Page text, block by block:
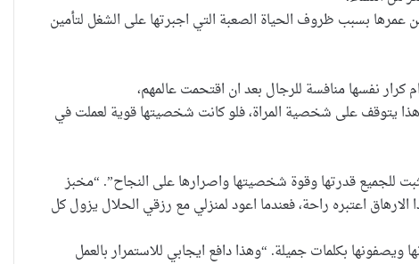
بسبب ظروف الحياة الصعبة التي اجبرتها على الشغل لتأمين
نفسها منافسة للرجال بعد ان اقتحمت عالمهم،
وهذا يتوقف على شخصية المراة، فلو كانت شخصيتها قوية لعملت في
للجميع قدرتها وقوة شخصيتها واصرارها على النجاح”. “مخبز
اعتبره راحة، فعندما اعود لمنزلي مع رزقي الحلال يزول كل
بكلمات جميلة. “وهذا دافع ايجابي للاستمرار بالعمل